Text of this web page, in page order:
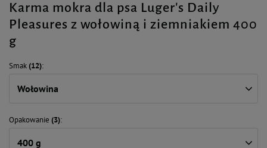
Karma mokra dla psa Luger's Daily
Pleasures z wołowiną i ziemniakiem 400
g
Smak(12)
Wołowina
Opakowanie (3)
400 g